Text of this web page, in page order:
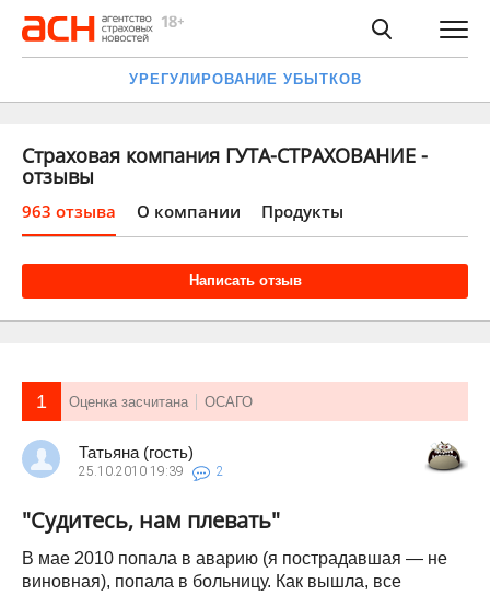
УРЕГУЛИРОВАНИЕ УБЫТКОВ
Страховая компания ГУТА-СТРАХОВАНИЕ -
отзывы
963 отзыва О компании Продукты
Написать отзыв
1 Оценка засчитана ОСАГО
Татьяна (гость)
25.10.2010 19:39 2
"Судитесь, нам плевать"
В мае 2010 попала в аварию (я пострадавшая — не
виновная), попала в больницу. Как вышла, все